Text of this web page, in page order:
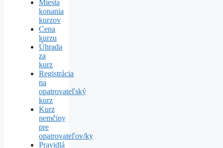
Miesta
konania
kurzov
Cena
kurzu
Úhrada
za
kurz
Registrácia
na
opatrovateľský
kurz
Kurz
nemčiny
pre
opatrovateľov/ky
Pravidlá